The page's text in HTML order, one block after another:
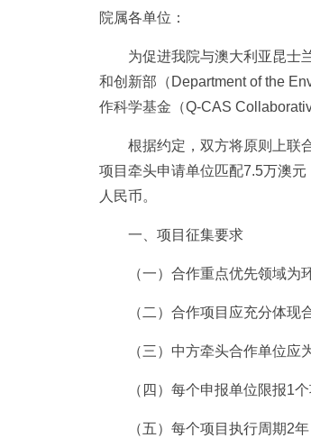
院属各单位：
为促进我院与澳大利亚昆士
和创新部（Department of the
作科学基金（Q-CAS
根据约定，双方将原则上联
项目牵头申请单位匹配7.5万澳
人民币。
一、项目征集要求
（一）合作重点优先领域
（二）合作项目应充分体现
（三） 中方牵头合作单位应
（四）每个申报单位限报1个
（五）每个项目执行周期2